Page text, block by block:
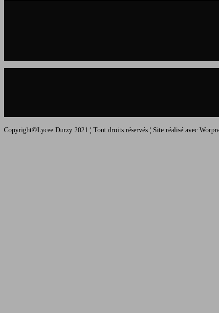
Copyright©Lycee Durzy 2021 ¦ Tout droits réservés ¦ Site réalisé avec